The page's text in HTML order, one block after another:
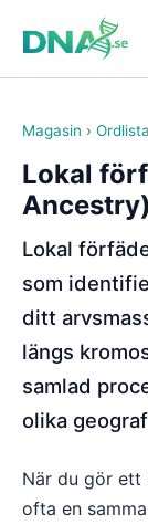
Magasin › Ordlista
Lokal
Ancestry)
Lokal
som
ditt
längs
samlad
olika
När du gör
ofta en